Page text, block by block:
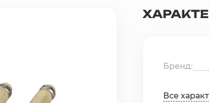
Бренд
Все